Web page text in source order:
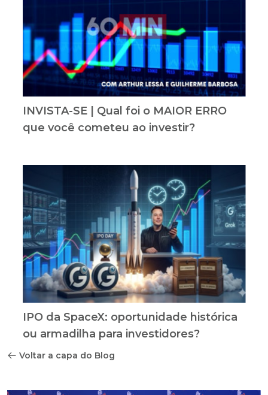
INVISTA-SE | Qual foi o MAIOR ERRO
que você cometeu ao investir?
IPO da SpaceX: oportunidade histórica
ou armadilha para investidores?
Voltar a capa do Blog